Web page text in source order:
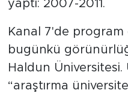
yaptı: 2007-2011.
Kanal 7'de program
bugünkü
Haldun Üniversitesi.
“araştırma